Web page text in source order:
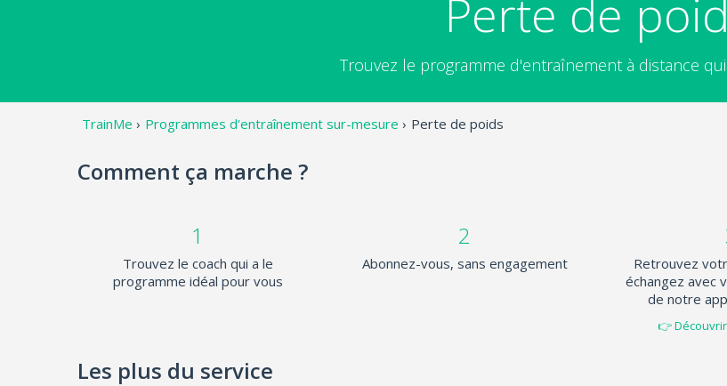
Perte de
Trouvez le programme d'entraînement à distance
TrainMe › Programmes d'entraînement sur-mesure › Perte de poids
Comment ça marche ?
1
Trouvez le coach qui a le
programme idéal pour vous
2
Abonnez-vous, sans engagement
Retrouvez
échangez avec
de notre
👉
Les plus du service